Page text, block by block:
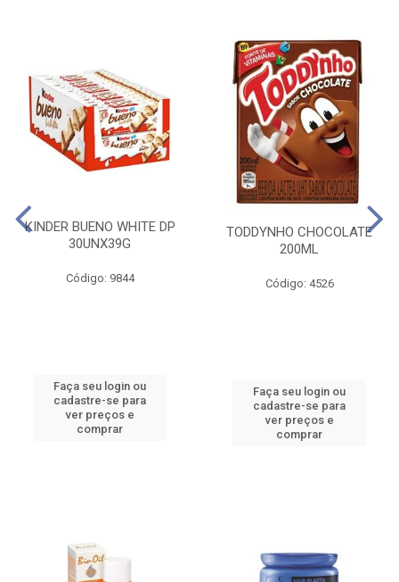
KINDER BUENO WHITE DP
30UNX39G
Código: 9844
Faça seu login ou
cadastre-se para
ver preços e
comprar
TODDYNHO CHOCOLATE
200ML
Código: 4526
Faça seu login ou
cadastre-se para
ver preços e
comprar